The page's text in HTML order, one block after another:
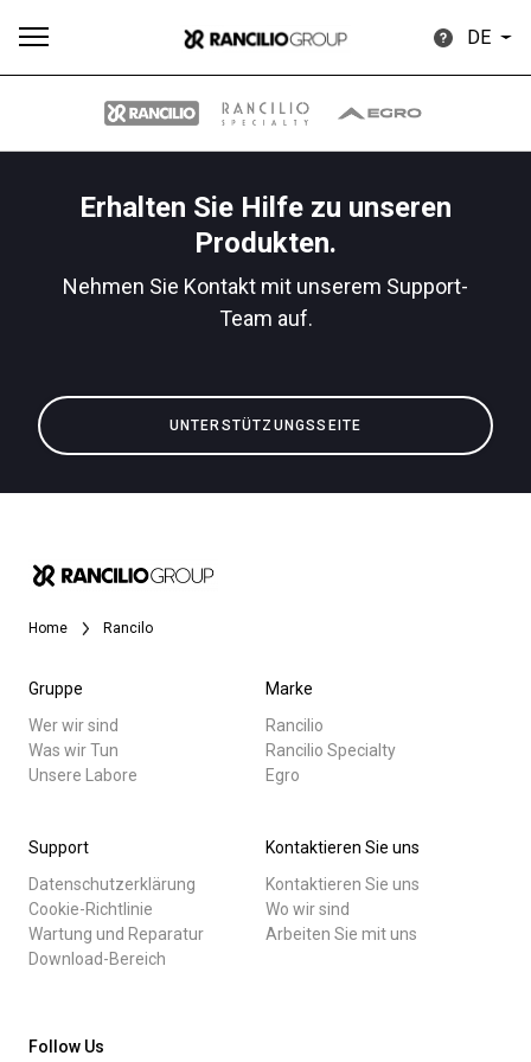
DE
Erhalten Sie Hilfe zu unseren
Produkten.
Nehmen Sie Kontakt mit unserem Support-
Team auf.
UNTERSTÜTZUNGSSEITE
Home Rancilo
Gruppe
Wer wir sind
Was wir Tun
Unsere Labore
Marke
Rancilio
Rancilio Specialty
Egro
Support
Datenschutzerklärung
Cookie-Richtlinie
Wartung und Reparatur
Download-Bereich
Kontaktieren Sie uns
Kontaktieren Sie uns
Wo wir sind
Arbeiten Sie mit uns
Follow Us
Alle
Nachrichten
Herunterladen
Mehr
Our brands
Gruppe
Nachrichten
Unsere Labore
Connect
Kontaktieren Sie uns